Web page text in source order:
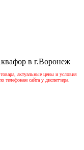
в г.Воронеж
актуальные цены и условия
телефонам сайта у диспетчера.